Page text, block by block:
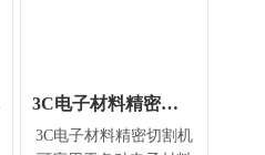
3C电子材料精密切割机
3C电子材料精密切割机